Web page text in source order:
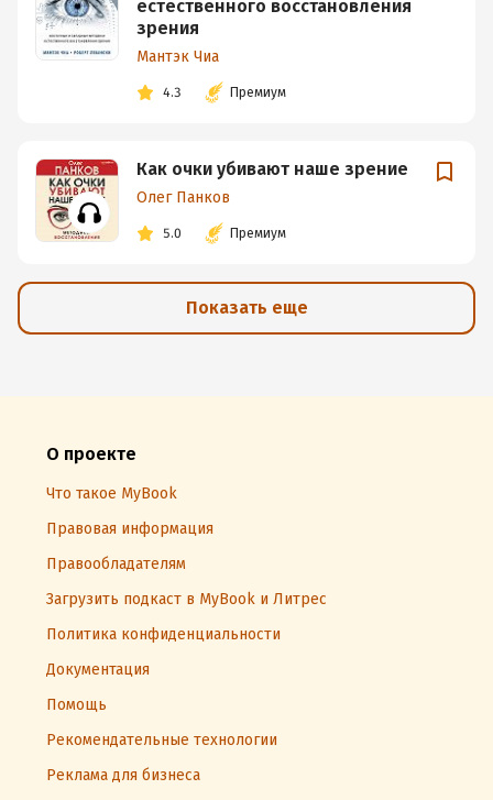
естественного восстановления
зрения
Мантэк Чиа
4.3 Премиум
Как очки убивают наше зрение
Олег Панков
5.0 Премиум
Показать еще
О проекте
Что такое MyBook
Правовая информация
Правообладателям
Загрузить подкаст в MyBook и Литрес
Политика конфиденциальности
Документация
Помощь
Рекомендательные технологии
Реклама для бизнеса